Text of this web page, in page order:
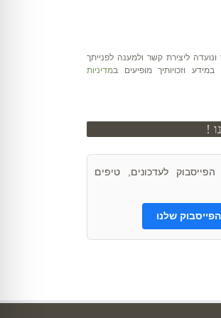
ליצירת קשר ולמענה לפנייתך
וזכויותיך מופיעים במדיניות
!
לעדכונים, טיפים
שלנו